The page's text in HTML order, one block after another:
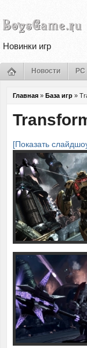
Новинки игр
Новости PC
Главная » База игр »
[Показать